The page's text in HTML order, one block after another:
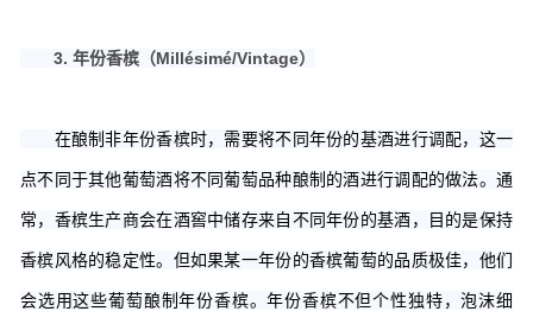
3. 年份香槟（Millésimé/Vintage）
在酿制非年份香槟时，需要将不同年份的基酒进行调配，这一
点不同于其他葡萄酒将不同葡萄品种酿制的酒进行调配的做法。通
常，香槟生产商会在酒窖中储存来自不同年份的基酒，目的是保持
香槟风格的稳定性。但如果某一年份的香槟葡萄的品质极佳，他们
会选用这些葡萄酿制年份香槟。年份香槟不但个性独特，泡沫细